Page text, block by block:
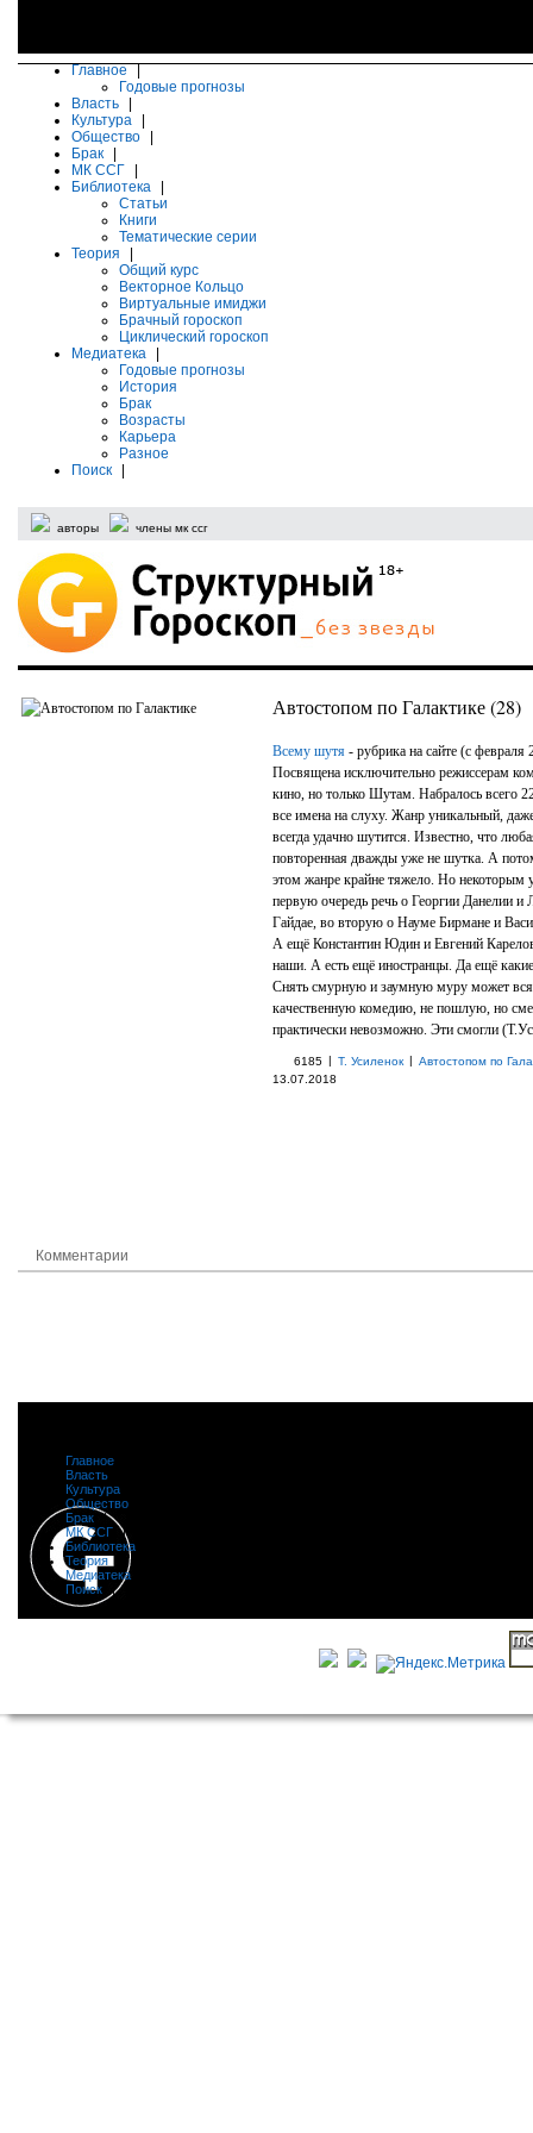
Главное
Годовые прогнозы
Власть
Культура
Общество
Брак
МК ССГ
Библиотека
Статьи
Книги
Тематические серии
Теория
Общий курс
Векторное Кольцо
Виртуальные имиджи
Брачный гороскоп
Циклический гороскоп
Медиатека
Годовые прогнозы
История
Брак
Возрасты
Карьера
Разное
Поиск
авторы члены мк ссг
Автостопом по Галактике (28)
Всему шутя - рубрика на сайте (с февраля
Посвящена исключительно режиссерам
кино, но только Шутам. Набралось всего
все имена на слуху. Жанр уникальный,
всегда удачно шутится. Известно, что
повторенная дважды уже не шутка. А
этом жанре крайне тяжело. Но некоторым
первую очередь речь о Георгии Данелии и
Гайдае, во вторую о Науме Бирмане и
А ещё Константин Юдин и Евгений
наши. А есть ещё иностранцы. Да ещё
Снять смурную и заумную муру может
качественную комедию, не пошлую, но
практически невозможно. Эти смогли
6185 | Т. Усиленок | Автостопом по
13.07.2018
Комментарии
Главное
Власть
Культура
Общество
Брак
|
МК ССГ
|
Библиотека
Теория
Медиатека
Поиск
|